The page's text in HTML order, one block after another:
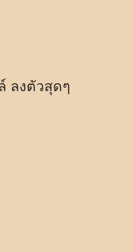
ลงตัวสุดๆ